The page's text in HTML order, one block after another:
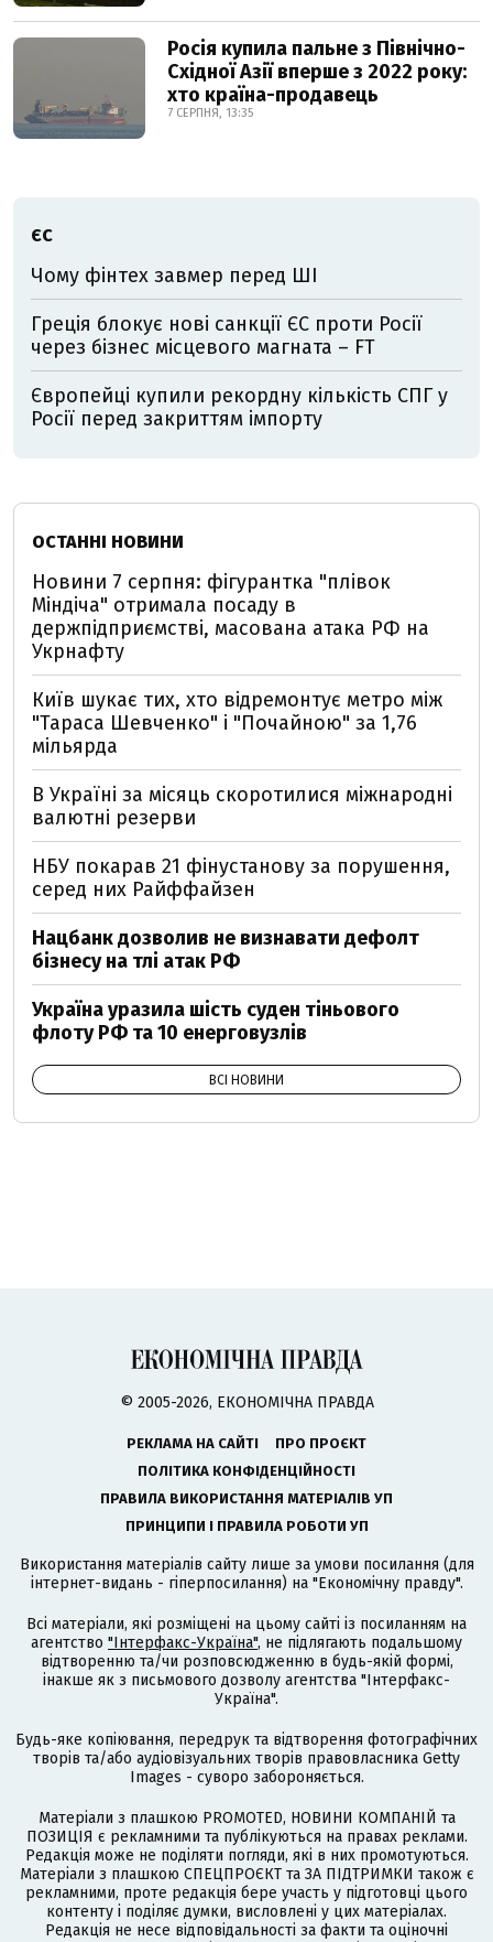
Росія купила пальне з Північно-
Східної Азії вперше з 2022 року:
хто країна-продавець
7 СЕРПНЯ, 13:35
ЄС
Чому фінтех завмер перед ШІ
Греція блокує нові санкції ЄС проти Росії
через бізнес місцевого магната – FT
Європейці купили рекордну кількість СПГ у
Росії перед закриттям імпорту
ОСТАННІ НОВИНИ
Новини 7 серпня: фігурантка "плівок
Міндіча" отримала посаду в
держпідприємстві, масована атака РФ на
Укрнафту
Київ шукає тих, хто відремонтує метро між
"Тараса Шевченко" і "Почайною" за 1,76
мільярда
В Україні за місяць скоротилися міжнародні
валютні резерви
НБУ покарав 21 фінустанову за порушення,
серед них Райффайзен
Нацбанк дозволив не визнавати дефолт
бізнесу на тлі атак РФ
Україна уразила шість суден тіньового
флоту РФ та 10 енерговузлів
ВСІ НОВИНИ
© 2005-2026, ЕКОНОМІЧНА ПРАВДА
РЕКЛАМА НА САЙТІ
ПРО ПРОЄКТ
ПОЛІТИКА КОНФІДЕНЦІЙНОСТІ
ПРАВИЛА ВИКОРИСТАННЯ МАТЕРІАЛІВ УП
ПРИНЦИПИ І ПРАВИЛА РОБОТИ УП
Використання матеріалів сайту лише за умови посилання (для
інтернет-видань - гіперпосилання) на "Економічну правду".
Всі матеріали, які розміщені на цьому сайті із посиланням на
агентство "Інтерфакс-Україна", не підлягають подальшому
відтворенню та/чи розповсюдженню в будь-якій формі,
інакше як з письмового дозволу агентства "Інтерфакс-
Україна".
Будь-яке копіювання, передрук та відтворення фотографічних
творів та/або аудіовізуальних творів правовласника Getty
Images - суворо забороняється.
Матеріали з плашкою PROMOTED, НОВИНИ КОМПАНІЙ та
ПОЗИЦІЯ є рекламними та публікуються на правах реклами.
Редакція може не поділяти погляди, які в них промотуються.
Матеріали з плашкою СПЕЦПРОЄКТ та ЗА ПІДТРИМКИ також є
рекламними, проте редакція бере участь у підготовці цього
контенту і поділяє думки, висловлені у цих матеріалах.
Редакція не несе відповідальності за факти та оціночні